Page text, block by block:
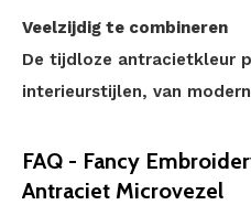
Veelzijdig te combineren
De tijdloze antracietkleur
interieurstijlen, van
FAQ - Fancy
Antraciet Microvezel